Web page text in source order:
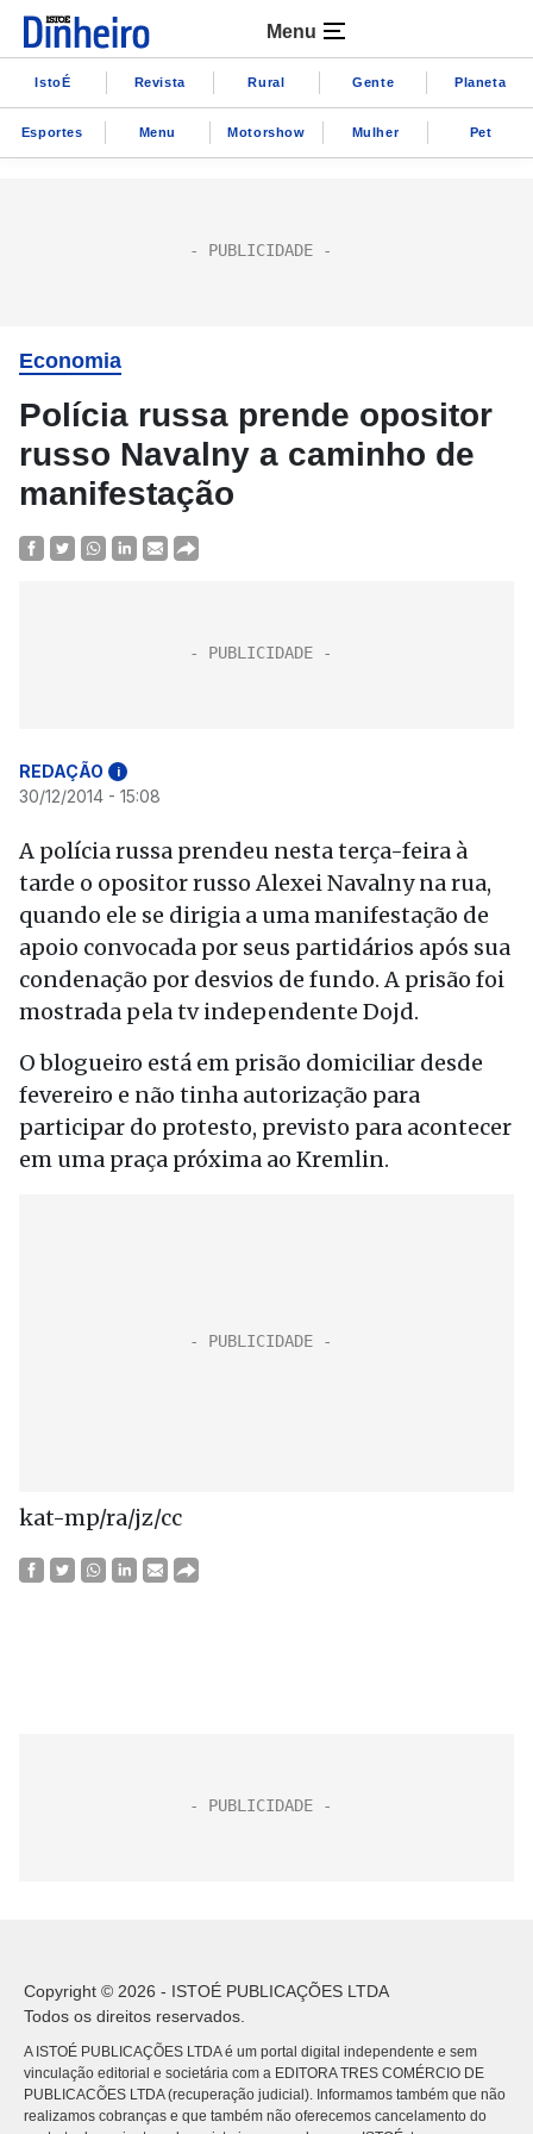
Menu
IstoÉ Revista Rural Gente Planeta
Esportes Menu Motorshow Mulher Pet
Economia
Polícia russa prende opositor
russo Navalny a caminho de
manifestação
REDAÇÃO i
30/12/2014 - 15:08
A polícia russa prendeu nesta terça-feira à
tarde o opositor russo Alexei Navalny na rua,
quando ele se dirigia a uma manifestação de
apoio convocada por seus partidários após sua
condenação por desvios de fundo. A prisão foi
mostrada pela tv independente Dojd.
O blogueiro está em prisão domiciliar desde
fevereiro e não tinha autorização para
participar do protesto, previsto para acontecer
em uma praça próxima ao Kremlin.
kat-mp/ra/jz/cc
Copyright © 2026 - ISTOÉ PUBLICAÇÕES LTDA
Todos os direitos reservados.
A ISTOÉ PUBLICAÇÕES LTDA é um portal digital independente e sem
vinculação editorial e societária com a EDITORA TRES COMÉRCIO DE
PUBLICACÕES LTDA (recuperação judicial). Informamos também que não
realizamos cobranças e que também não oferecemos cancelamento do